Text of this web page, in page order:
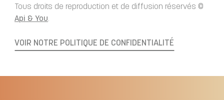
Tous droits de reproduction et de diffusion réservés ©
Api & You.
VOIR NOTRE POLITIQUE DE CONFIDENTIALITÉ